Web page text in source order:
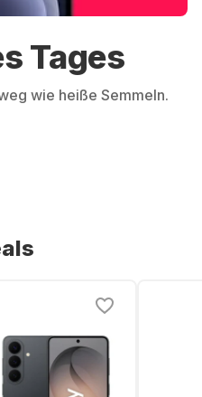
Tages
wie heiße Semmeln.